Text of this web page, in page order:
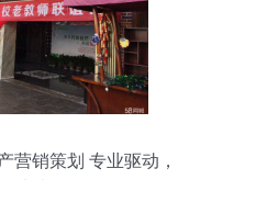
营销策划 专业驱动，